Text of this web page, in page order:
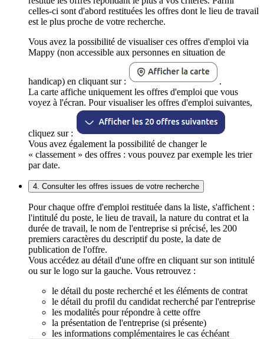
celles-ci sont d'abord restituées les offres dont le lieu de travail
est le plus proche de votre recherche.
Vous avez la possibilité de visualiser ces offres d'emploi via
Mappy (non accessible aux personnes en situation de
handicap) en cliquant sur :
.
La carte affiche uniquement les offres d'emploi que vous
voyez à l'écran. Pour visualiser les offres d'emploi suivantes,
cliquez sur :
Vous avez également la possibilité de changer le
« classement » des offres : vous pouvez par exemple les trier
par date.
4. Consulter les offres issues de votre recherche
Pour chaque offre d'emploi restituée dans la liste, s'affichent :
l'intitulé du poste, le lieu de travail, la nature du contrat et la
durée de travail, le nom de l'entreprise si précisé, les 200
premiers caractères du descriptif du poste, la date de
publication de l'offre.
Vous accédez au détail d'une offre en cliquant sur son intitulé
ou sur le logo sur la gauche. Vous retrouvez :
le détail du poste recherché et les éléments de contrat
le détail du profil du candidat recherché par l'entreprise
les modalités pour répondre à cette offre
la présentation de l'entreprise (si présente)
les informations complémentaires le cas échéant